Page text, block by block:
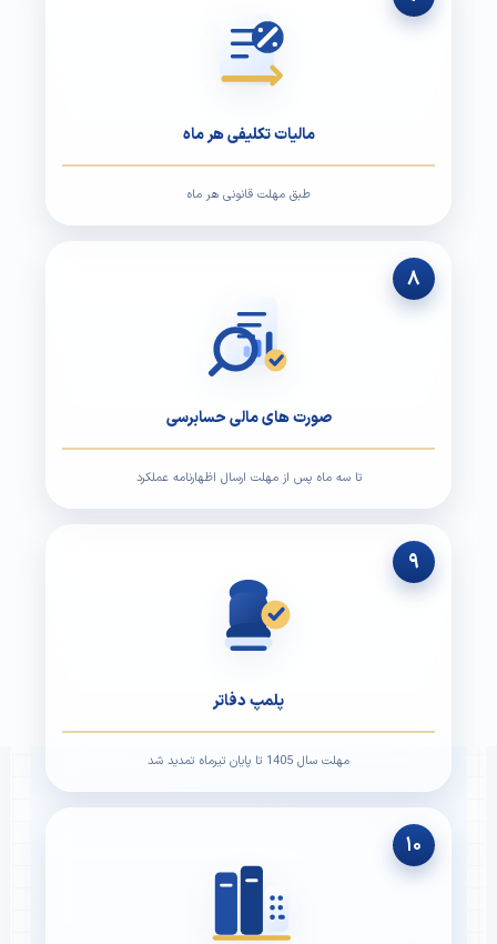
مالیات تکلیفی هر ماه
طبق مهلت قانونی هر ماه
۸
صورت های مالی حسابرسی
تا سه ماه پس از مهلت ارسال اظهارنامه عملکرد
۹
پلمپ دفاتر
مهلت سال 1405 تا پایان تیرماه تمدید شد
۱۰